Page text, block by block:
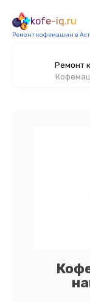
kofe-iq.ru
Ремонт кофемашин в
Ремонт